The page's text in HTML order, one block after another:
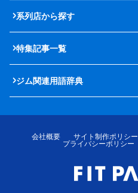
系列店から探す
特集記事一覧
ジム関連用語辞典
会社概要 サイト制作ポリシー
プライバシーポリシー